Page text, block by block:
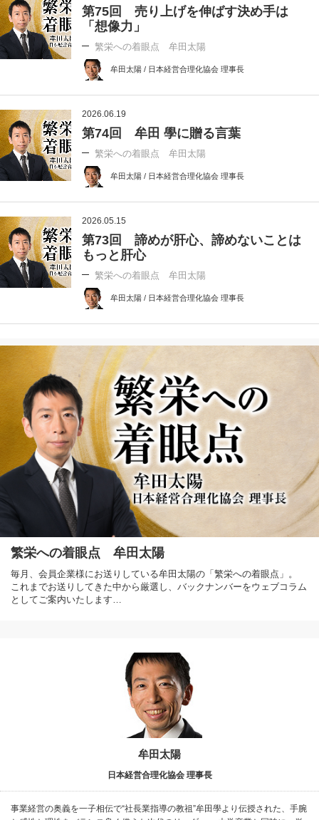
第75回 売り上げを伸ばす決め手は
「想像力」
繁栄への着眼点 牟田太陽
牟田太陽 / 日本経営合理化協会 理事長
2026.06.19
第74回 牟田 學に贈る言葉
繁栄への着眼点 牟田太陽
牟田太陽 / 日本経営合理化協会 理事長
2026.05.15
第73回 諦めが肝心、諦めないことは
もっと肝心
繁栄への着眼点 牟田太陽
牟田太陽 / 日本経営合理化協会 理事長
繁栄への着眼点 牟田太陽
毎月、会員企業様にお送りしている牟田太陽の「繁栄への着眼点」。
これまでお送りしてきた中から厳選し、バックナンバーをウェブコラム
としてご案内いたします…
牟田太陽
日本経営合理化協会 理事長
事業経営の奥義を一子相伝で“社長業指導の教祖”牟田學より伝授された、手腕